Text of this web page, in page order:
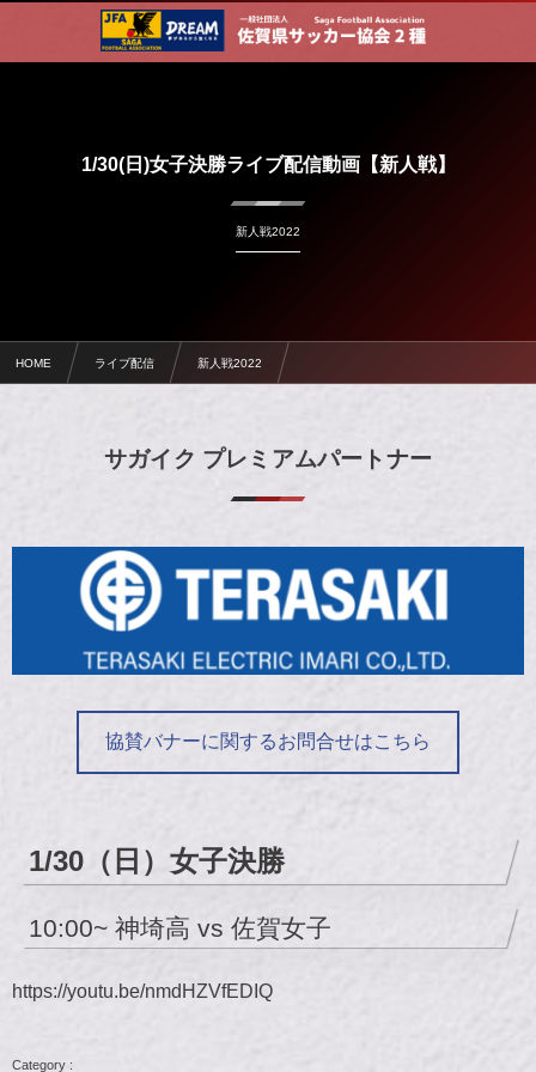
1/30(日)女子決勝ライブ配信動画【新人戦】
新人戦2022
HOME ライブ配信 新人戦2022
サガイク プレミアムパートナー
協賛バナーに関するお問合せはこちら
1/30（日）女子決勝
10:00~ 神埼高 vs 佐賀女子
https://youtu.be/nmdHZVfEDIQ